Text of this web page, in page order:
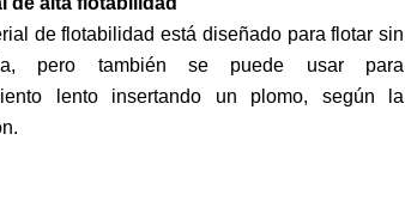
de flotabilidad está diseñado para flotar sin
pero también se puede usar para
lento insertando un plomo, según la